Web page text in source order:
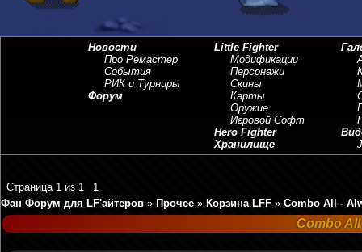
Новости
Про Ремастер
События
РИК и Турниры
Форум
Little Fighter
Модификации
Персонажи
Скины
Карты
Оружие
Игровой Софт
Hero Fighter
Хранилище
Страница 1 из 1
1
Фан Форум для LF'айтеров » Прочее » Корзина LFF » Combo All -
Combo